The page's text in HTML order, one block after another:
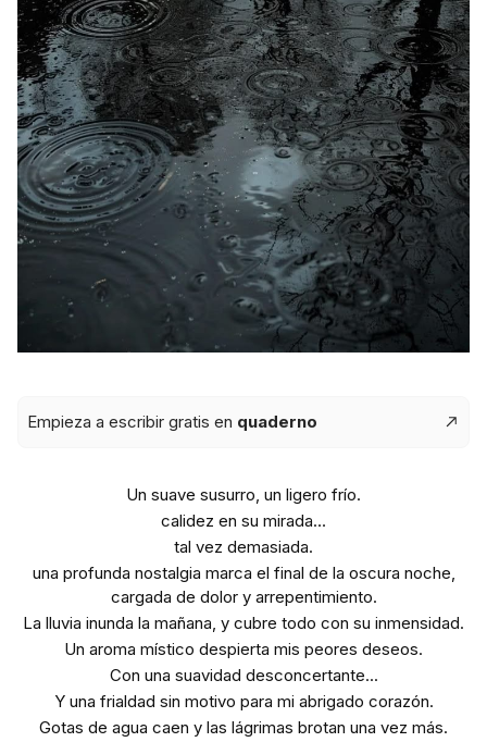
Empieza a escribir gratis en quaderno
Un suave susurro, un ligero frío.
calidez en su mirada…
tal vez demasiada.
una profunda nostalgia marca el final de la oscura noche,
cargada de dolor y arrepentimiento.
La lluvia inunda la mañana, y cubre todo con su inmensidad.
Un aroma místico despierta mis peores deseos.
Con una suavidad desconcertante...
Y una frialdad sin motivo para mi abrigado corazón.
Gotas de agua caen y las lágrimas brotan una vez más.